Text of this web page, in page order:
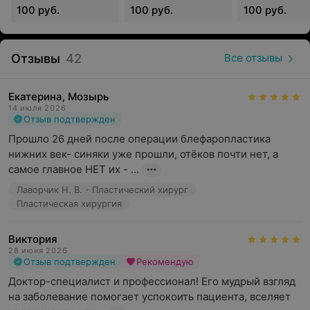
врачи: фониатр, сурдолог, вертебролог, челюстно-
Специалисты регулярно посещают профильные
мастер-классы и конференции, чтобы быть в курсе
практическим опытом с коллегами.
Гомельская областная клиническая больница
предлагает медицинские услуги по следующим
направлениям:
Слинговые операции
Консультации узких специалистов
Хирургия позвоночника
стационаре:
хирургическое
отделение №2
100 руб.
стационаре:
оториноларингологическое
отделение
100 руб.
стационаре:
100 руб.
Отзывы 42 Все отзывы
Екатерина, Мозырь
14 июля 2026
Отзыв подтвержден
Прошло 26 дней после операции блефаропластика
нижних век- синяки уже прошли, отёков почти нет, а
самое главное НЕТ их - ...
Лаворчик Н. В. - Пластический хирург
Пластическая хирургия
Виктория
28 июня 2026
Отзыв подтвержден Рекомендую
Доктор-специалист и профессионал! Его мудрый взгляд
на заболевание помогает успокоить пациента, вселяет